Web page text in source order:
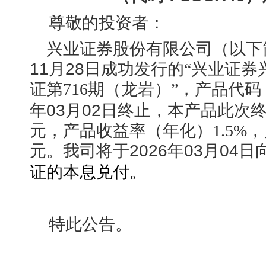
尊敬的投资者：
兴业证券股份有限公司（以下
11月28日 成功发行的“兴业证
证第716期（龙岩）”，产品代码
年03月02日 终止，本产品此次
元，产品收益率（年化）1.5%
元。我司将于2026年03月04日
证的本息兑付。
特此公告。